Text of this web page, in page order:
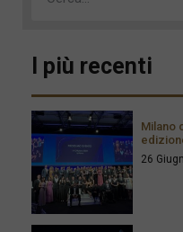
I più recenti
Milano
26